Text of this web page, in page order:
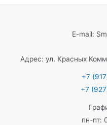
E-mail:
Адрес: ул. Красных
+7
+7
пн-пт: